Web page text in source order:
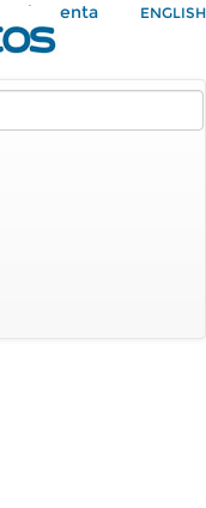
Mi Cuenta ENGLISH